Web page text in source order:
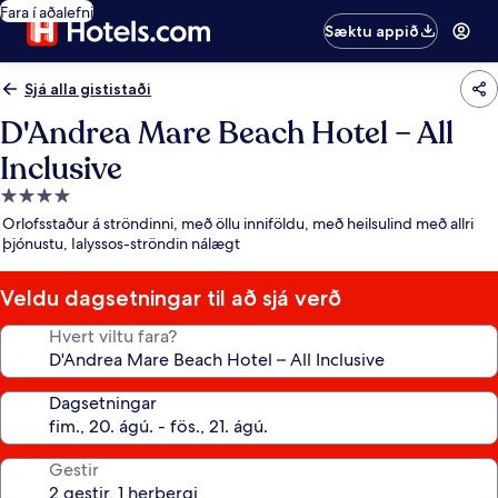
Fara í aðalefni
Sæktu appið
Sjá alla gististaði
D'Andrea Mare Beach Hotel – All
Inclusive
4.0
stjörnu
gististaður
Orlofsstaður á ströndinni, með öllu inniföldu, með heilsulind með allri
þjónustu, Ialyssos-ströndin nálægt
Veldu dagsetningar til að sjá verð
Hvert viltu fara?
Dagsetningar
Gestir